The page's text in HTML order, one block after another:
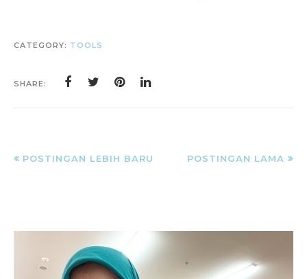
CATEGORY: TOOLS
SHARE:
POSTINGAN LEBIH BARU POSTINGAN LAMA